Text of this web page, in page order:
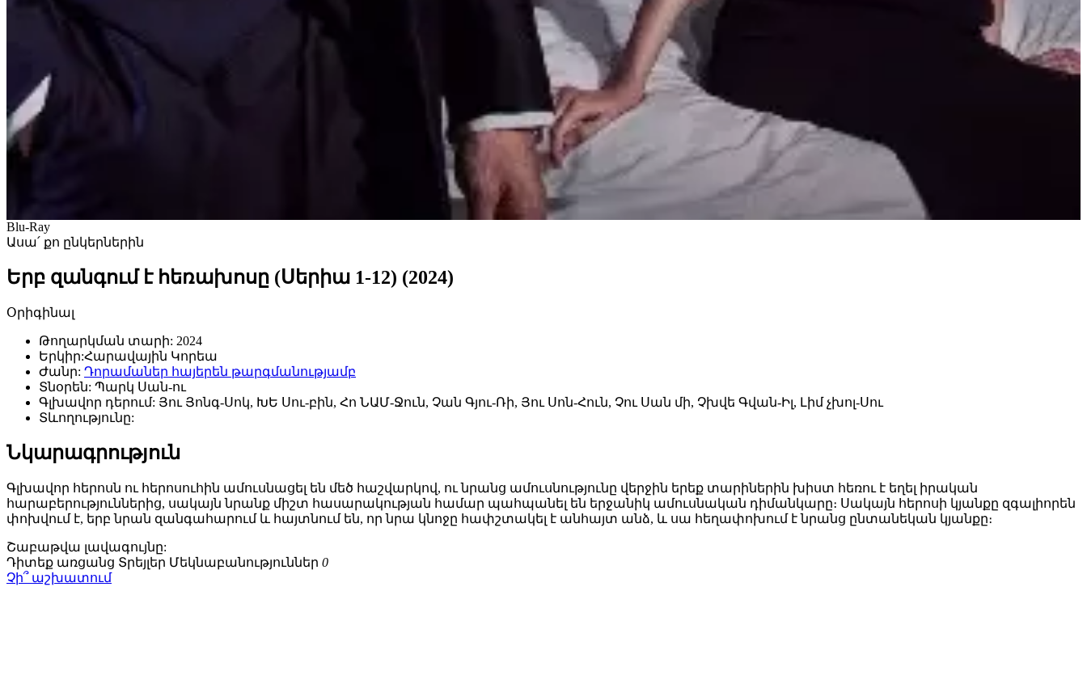
Blu-Ray
Ասա՛ քո ընկերներին
Երբ զանգում է հեռախոսը (Սերիա 1-12) (2024)
Օրիգինալ
Թողարկման տարի: 2024
Երկիր:Հարավային Կորեա
Ժանր: Դորամաներ հայերեն թարգմանությամբ
Տնօրեն: Պարկ Սան-ու
Գլխավոր դերում: Յու Յոնգ-Սոկ, ԽԵ Սու-բին, Հո ՆԱՄ-Ջուն, Չան Գյու-Ռի, Յու Սոն-Հուն, Չու Սան մի, Չխվե Գվան-Իլ, Լիմ չխոլ-Սու
Տևողությունը:
Նկարագրություն
Գլխավոր հերոսն ու հերոսուհին ամուսնացել են մեծ հաշվարկով, ու նրանց ամուսնությունը վերջին երեք տարիներին խիստ հեռու է եղել իրական
հարաբերություններից, սակայն նրանք միշտ հասարակության համար պահպանել են երջանիկ ամուսնական դիմանկարը։ Սակայն հերոսի կյանքը զգալիորեն
փոխվում է, երբ նրան զանգահարում և հայտնում են, որ նրա կնոջը հափշտակել է անհայտ անձ, և սա հեղափոխում է նրանց ընտանեկան կյանքը։
Շաբաթվա լավագույնը:
Դիտեք առցանց Տրեյլեր Մեկնաբանություններ 0
Չի՞ աշխատում